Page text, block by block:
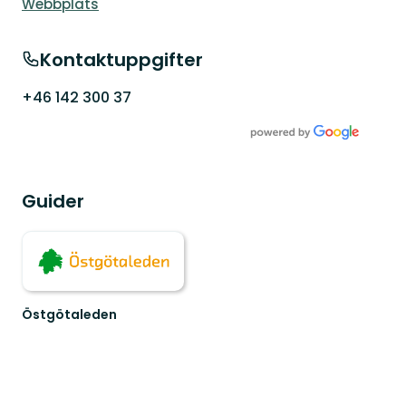
Webbplats
Kontaktuppgifter
+46 142 300 37
Guider
Östgötaleden